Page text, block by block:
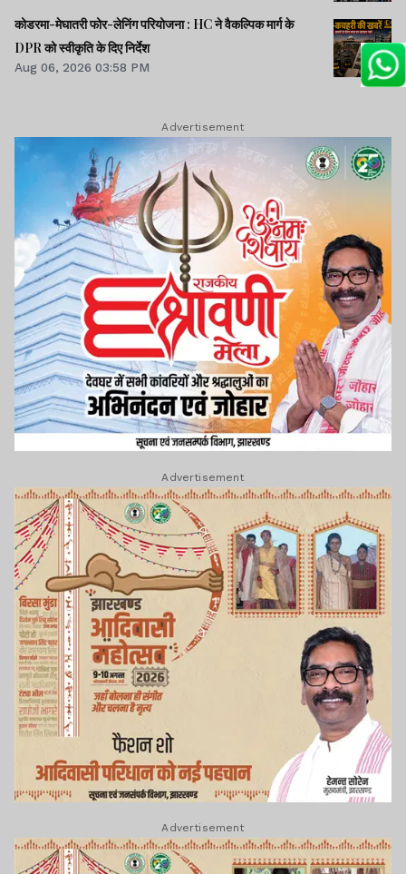
कोडरमा-मेघातरी फोर-लेनिंग परियोजना : HC ने वैकल्पिक मार्ग के
DPR को स्वीकृति के दिए निर्देश
Aug 06, 2026 03:58 PM
Advertisement
Advertisement
Advertisement